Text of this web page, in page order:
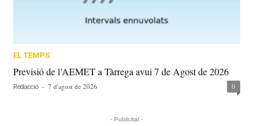
EL TEMPS
Previsió de l’AEMET a Tàrrega avui 7 de Agost de 2026
Redacció - 7 d'agost de 2026 0
- Publicitat -